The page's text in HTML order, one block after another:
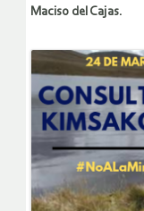
Maciso del Cajas.